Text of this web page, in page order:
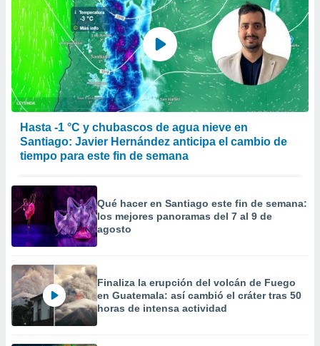
Hasta -1 °C y chubascos de agua nieve en
Santiago: Javier Hernández anticipa el cambio de
tiempo para este fin de semana
Qué hacer en Santiago este fin de semana:
los mejores panoramas del 7 al 9 de
agosto
Finaliza la erupción del volcán de Fuego
en Guatemala: así cambió el cráter tras 50
horas de intensa actividad